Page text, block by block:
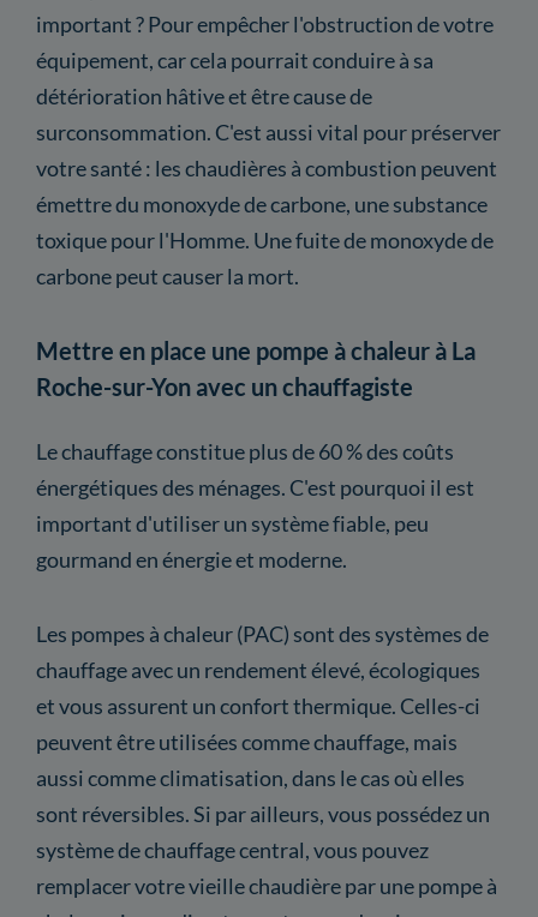
important ? Pour empêcher l'obstruction de votre
équipement, car cela pourrait conduire à sa
détérioration hâtive et être cause de
surconsommation. C'est aussi vital pour préserver
votre santé : les chaudières à combustion peuvent
émettre du monoxyde de carbone, une substance
toxique pour l'Homme. Une fuite de monoxyde de
carbone peut causer la mort.
Mettre en place une pompe à chaleur à La
Roche-sur-Yon avec un chauffagiste
Le chauffage constitue plus de 60 % des coûts
énergétiques des ménages. C'est pourquoi il est
important d'utiliser un système fiable, peu
gourmand en énergie et moderne.
Les pompes à chaleur (PAC) sont des systèmes de
chauffage avec un rendement élevé, écologiques
et vous assurent un confort thermique. Celles-ci
peuvent être utilisées comme chauffage, mais
aussi comme climatisation, dans le cas où elles
sont réversibles. Si par ailleurs, vous possédez un
système de chauffage central, vous pouvez
remplacer votre vieille chaudière par une pompe à